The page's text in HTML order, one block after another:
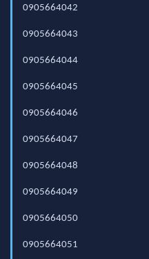
0905664042
0905664043
0905664044
0905664045
0905664046
0905664047
0905664048
0905664049
0905664050
0905664051